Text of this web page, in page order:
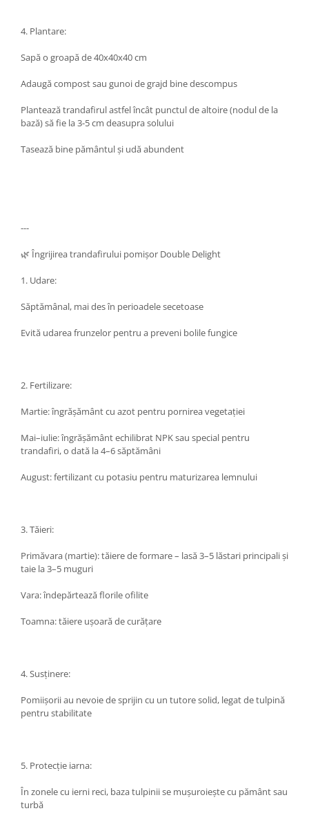
4. Plantare:
Sapă o groapă de 40x40x40 cm
Adaugă compost sau gunoi de grajd bine descompus
Plantează trandafirul astfel încât punctul de altoire (nodul de la
bază) să fie la 3-5 cm deasupra solului
Tasează bine pământul și udă abundent
---
🌿 Îngrijirea trandafirului pomișor Double Delight
1. Udare:
Săptămânal, mai des în perioadele secetoase
Evită udarea frunzelor pentru a preveni bolile fungice
2. Fertilizare:
Martie: îngrășământ cu azot pentru pornirea vegetației
Mai–iulie: îngrășământ echilibrat NPK sau special pentru
trandafiri, o dată la 4–6 săptămâni
August: fertilizant cu potasiu pentru maturizarea lemnului
3. Tăieri:
Primăvara (martie): tăiere de formare – lasă 3–5 lăstari principali și
taie la 3–5 muguri
Vara: îndepărtează florile ofilite
Toamna: tăiere ușoară de curățare
4. Susținere:
Pomiișorii au nevoie de sprijin cu un tutore solid, legat de tulpină
pentru stabilitate
5. Protecție iarna:
În zonele cu ierni reci, baza tulpinii se mușuroiește cu pământ sau
turbă